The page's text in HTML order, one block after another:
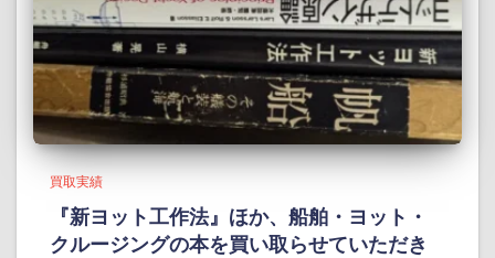
買取実績
『新ヨット工作法』ほか、船舶・ヨット・
クルージングの本を買い取らせていただき